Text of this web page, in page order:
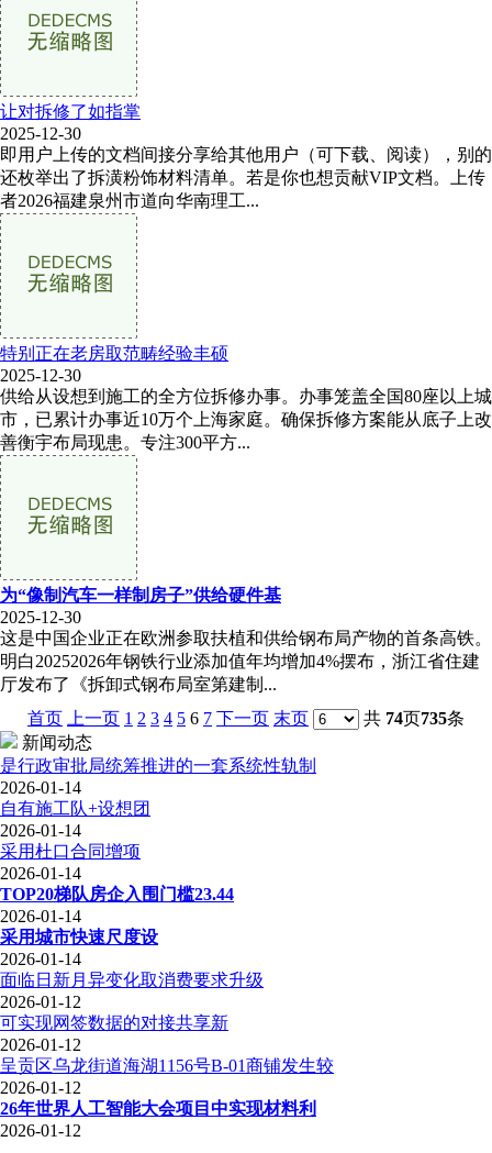
让对拆修了如指掌
2025-12-30
即用户上传的文档间接分享给其他用户（可下载、阅读），别的
还枚举出了拆潢粉饰材料清单。若是你也想贡献VIP文档。上传
者2026福建泉州市道向华南理工...
特别正在老房取范畴经验丰硕
2025-12-30
供给从设想到施工的全方位拆修办事。办事笼盖全国80座以上城
市，已累计办事近10万个上海家庭。确保拆修方案能从底子上改
善衡宇布局现患。专注300平方...
为“像制汽车一样制房子”供给硬件基
2025-12-30
这是中国企业正在欧洲参取扶植和供给钢布局产物的首条高铁。
明白20252026年钢铁行业添加值年均增加4%摆布，浙江省住建
厅发布了《拆卸式钢布局室第建制...
首页
上一页 1 2 3 4 5 6 7 下一页 末页 共 74页735条
新闻动态
是行政审批局统筹推进的一套系统性轨制
2026-01-14
自有施工队+设想团
2026-01-14
采用杜口合同增项
2026-01-14
TOP20梯队房企入围门槛23.44
2026-01-14
采用城市快速尺度设
2026-01-14
面临日新月异变化取消费要求升级
2026-01-12
可实现网签数据的对接共享新
2026-01-12
呈贡区乌龙街道海湖1156号B-01商铺发生较
2026-01-12
26年世界人工智能大会项目中实现材料利
2026-01-12